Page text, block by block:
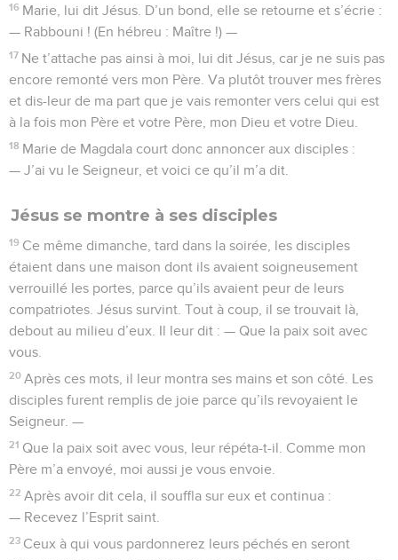
16 Marie, lui dit Jésus. D’un bond, elle se retourne et s’écrie :
— Rabbouni ! (En hébreu : Maître !) —
17 Ne t’attache pas ainsi à moi, lui dit Jésus, car je ne suis pas
encore remonté vers mon Père. Va plutôt trouver mes frères
et dis-leur de ma part que je vais remonter vers celui qui est
à la fois mon Père et votre Père, mon Dieu et votre Dieu.
18 Marie de Magdala court donc annoncer aux disciples :
— J’ai vu le Seigneur, et voici ce qu’il m’a dit.
Jésus se montre à ses disciples
19 Ce même dimanche, tard dans la soirée, les disciples
étaient dans une maison dont ils avaient soigneusement
verrouillé les portes, parce qu’ils avaient peur de leurs
compatriotes. Jésus survint. Tout à coup, il se trouvait là,
debout au milieu d’eux. Il leur dit : — Que la paix soit avec
vous.
20 Après ces mots, il leur montra ses mains et son côté. Les
disciples furent remplis de joie parce qu’ils revoyaient le
Seigneur. —
21 Que la paix soit avec vous, leur répéta-t-il. Comme mon
Père m’a envoyé, moi aussi je vous envoie.
22 Après avoir dit cela, il souffla sur eux et continua :
— Recevez l’Esprit saint.
23 Ceux à qui vous pardonnerez leurs péchés en seront